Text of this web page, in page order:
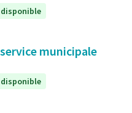
disponible
municipale
disponible